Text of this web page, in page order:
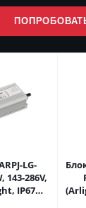
LG-
143-286V,
IP67